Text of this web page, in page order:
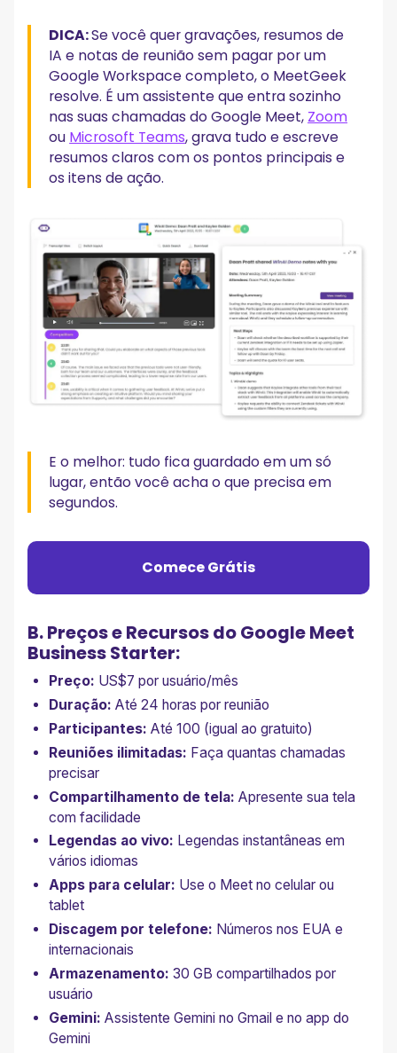
DICA:Se você quer gravações, resumos de
IA e notas de reunião sem pagar por um
Google Workspace completo, o MeetGeek
resolve. É um assistente que entra sozinho
nas suas chamadas do Google Meet, Zoom
ou Microsoft Teams, grava tudo e escreve
resumos claros com os pontos principais e
os itens de ação.
E o melhor: tudo fica guardado em um só
lugar, então você acha o que precisa em
segundos.
Comece Grátis
B. Preços e Recursos do Google Meet
Business Starter:
Preço: US$7 por usuário/mês
Duração: Até 24 horas por reunião
Participantes: Até 100 (igual ao gratuito)
Reuniões ilimitadas: Faça quantas chamadas
precisar
Compartilhamento de tela: Apresente sua tela
com facilidade
Legendas ao vivo: Legendas instantâneas em
vários idiomas
Apps para celular: Use o Meet no celular ou
tablet
Discagem por telefone: Números nos EUA e
internacionais
Armazenamento: 30 GB compartilhados por
usuário
Gemini: Assistente Gemini no Gmail e no app do
Gemini